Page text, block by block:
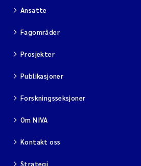
Ansatte
Fagområder
Prosjekter
Publikasjoner
Forskningsseksjoner
Om NIVA
Kontakt oss
Strategi